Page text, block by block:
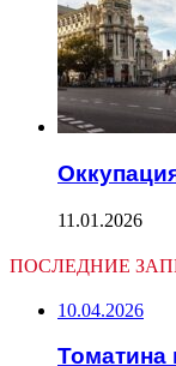
11.01.2026
ПОСЛЕДНИЕ
10.04.2026
Томатина